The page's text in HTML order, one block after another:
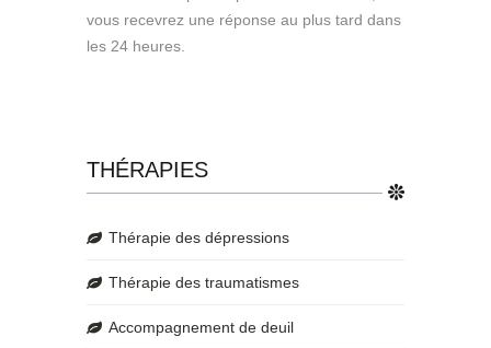
vous recevrez une réponse au plus tard dans
les 24 heures.
THÉRAPIES
Thérapie des dépressions
Thérapie des traumatismes
Accompagnement de deuil